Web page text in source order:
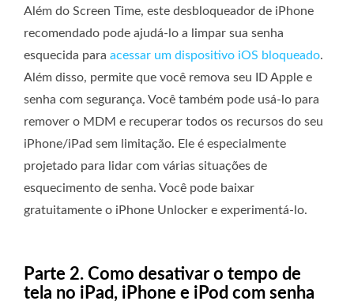
Além do Screen Time, este desbloqueador de iPhone
recomendado pode ajudá-lo a limpar sua senha
esquecida para acessar um dispositivo iOS bloqueado.
Além disso, permite que você remova seu ID Apple e
senha com segurança. Você também pode usá-lo para
remover o MDM e recuperar todos os recursos do seu
iPhone/iPad sem limitação. Ele é especialmente
projetado para lidar com várias situações de
esquecimento de senha. Você pode baixar
gratuitamente o iPhone Unlocker e experimentá-lo.
Parte 2. Como desativar o tempo de
tela no iPad, iPhone e iPod com senha